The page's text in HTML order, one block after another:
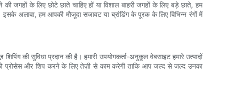
के लिए छोटे छाते चाहिए हों या विशाल बाहरी जगहों के लिए बड़े छाते, हम
अलावा, हम आपकी मौजूदा सजावट या ब्रांडिंग के पूरक के लिए विभिन्न रंगों में
की सुविधा प्रदान की है। हमारी उपयोगकर्ता-अनुकूल वेबसाइट हमारे उत्पादों
प्रोसेस और शिप करने के लिए तेज़ी से काम करेगी ताकि आप जल्द से जल्द उनका